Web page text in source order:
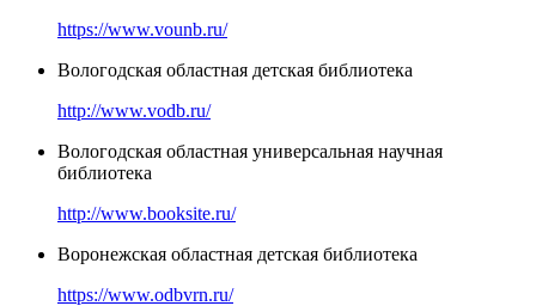
https://www.vounb.ru/
Вологодская областная детская библиотека
http://www.vodb.ru/
Вологодская областная универсальная научная
библиотека
http://www.booksite.ru/
Воронежская областная детская библиотека
https://www.odbvrn.ru/